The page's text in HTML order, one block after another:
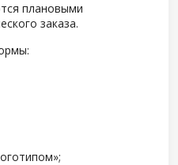
плановыми
заказа.